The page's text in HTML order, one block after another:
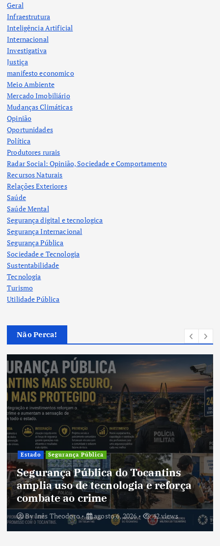
Geral
Infraestrutura
Inteligência Artificial
Internacional
Investigativa
Justiça
manifesto economico
Meio Ambiente
Mercado Imobiliário
Mudanças Climáticas
Opinião
Oportunidades
Política
Produtores rurais
Radar Social: Opinião, Sociedade e Comportamento
Recursos Naturais
Relações Exteriores
Saúde
Saúde Mental
Segurança digital e tecnologica
Segurança Internacional
Segurança Pública
Sociedade e Tecnologia
Sustentabilidade
Tecnologia
Turismo
Utilidade Pública
Não Perca!
Cultura
Cultura do Tocantins preserva
tradições e fortalece identidade de
um estado em constante
transformação
ByInês Theodoro agosto 5, 2026 40 views